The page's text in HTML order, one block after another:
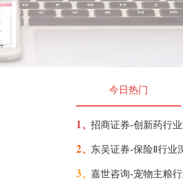
今日热门
1、
2、
3、嘉世咨询-宠物主粮